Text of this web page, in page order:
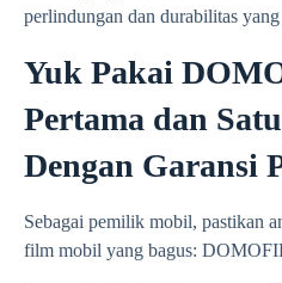
perlindungan dan durabilitas
Yuk Pakai
Pertama dan
Dengan Garansi
Sebagai pemilik mobil, pastikan
film mobil yang bagus: